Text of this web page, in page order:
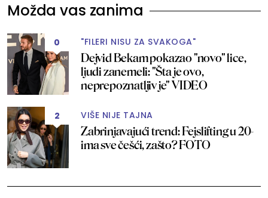
Možda vas zanima
0 "FILERI NISU ZA SVAKOGA"
Dejvid Bekam pokazao "novo" lice,
ljudi zanemeli: "Šta je ovo,
neprepoznatljiv je" VIDEO
2 VIŠE NIJE TAJNA
Zabrinjavajući trend: Fejslifting u 20-
ima sve češći, zašto? FOTO